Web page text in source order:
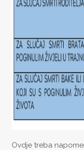
Ovdje treba